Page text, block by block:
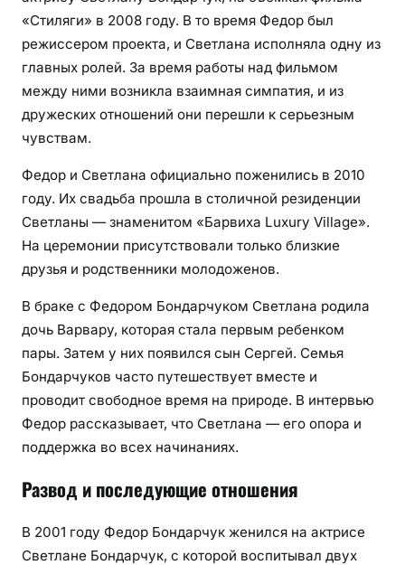
«Стиляги» в 2008 году. В то время Федор был
режиссером проекта, и Светлана исполняла одну из
главных ролей. За время работы над фильмом
между ними возникла взаимная симпатия, и из
дружеских отношений они перешли к серьезным
чувствам.
Федор и Светлана официально поженились в 2010
году. Их свадьба прошла в столичной резиденции
Светланы — знаменитом «Барвиха Luxury Village».
На церемонии присутствовали только близкие
друзья и родственники молодоженов.
В браке с Федором Бондарчуком Светлана родила
дочь Варвару, которая стала первым ребенком
пары. Затем у них появился сын Сергей. Семья
Бондарчуков часто путешествует вместе и
проводит свободное время на природе. В интервью
Федор рассказывает, что Светлана — его опора и
поддержка во всех начинаниях.
Развод и последующие отношения
В 2001 году Федор Бондарчук женился на актрисе
Светлане Бондарчук, с которой воспитывал двух